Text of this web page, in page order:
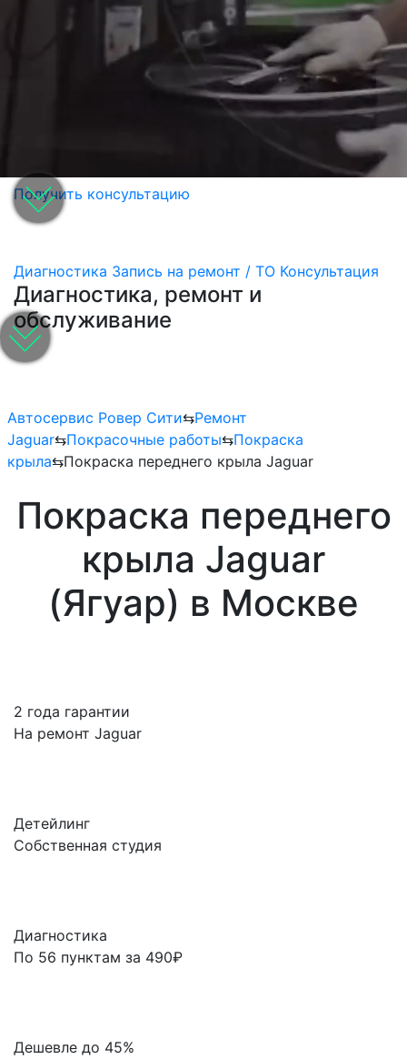
Получить консультацию
Диагностика Запись на ремонт / ТО Консультация
Диагностика, ремонт и
обслуживание
Автосервис Ровер Сити⇆Ремонт
Jaguar⇆Покрасочные работы⇆Покраска
крыла⇆Покраска переднего крыла Jaguar
Покраска переднего
крыла Jaguar
(Ягуар) в Москве
2 года гарантии
На ремонт Jaguar
Детейлинг
Собственная студия
Диагностика
По 56 пунктам за 490₽
Дешевле до 45%